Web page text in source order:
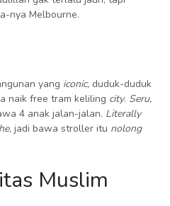
nya Melbourne.
yang iconic, duduk-duduk
naik free tram keliling city. Seru,
4 anak jalan-jalan. Literally
, jadi bawa stroller itu nolong
Muslim